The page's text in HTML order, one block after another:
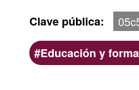
Clave pública
Ámbito
Educación y